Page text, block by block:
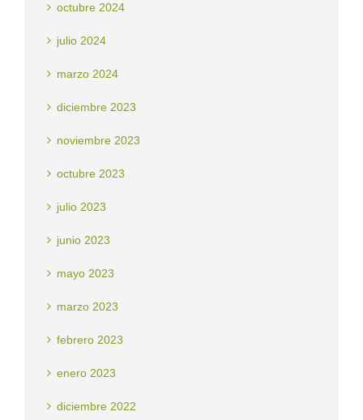
octubre 2024
julio 2024
marzo 2024
diciembre 2023
noviembre 2023
octubre 2023
julio 2023
junio 2023
mayo 2023
marzo 2023
febrero 2023
enero 2023
diciembre 2022